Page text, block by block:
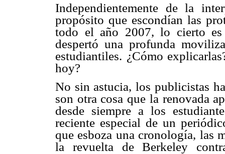
Independientemente de la
propósito que escondían las
todo el año 2007, lo cierto
despertó una profunda
estudiantiles. ¿Cómo
hoy?
No sin astucia, los publicistas
son otra cosa que la renovada
desde siempre a los
reciente especial de un
que esboza una cronología, las
la revuelta de Berkeley